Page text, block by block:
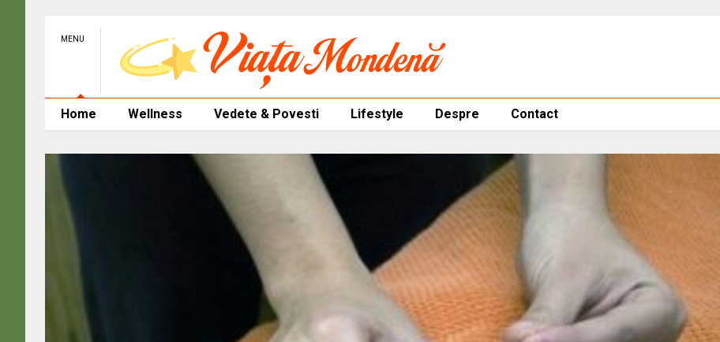
MENU
Home Wellness Vedete & Povesti Lifestyle Despre Contact